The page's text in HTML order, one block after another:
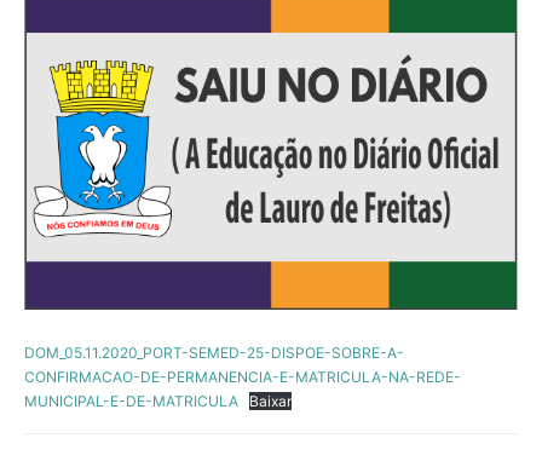
DOM_05.11.2020_PORT-SEMED-25-DISPOE-SOBRE-A-
CONFIRMACAO-DE-PERMANENCIA-E-MATRICULA-NA-REDE-
MUNICIPAL-E-DE-MATRICULA
Baixar